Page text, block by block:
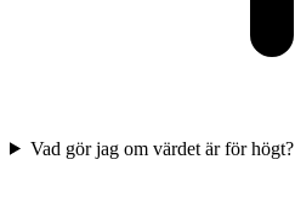
Vad gör jag om värdet är för högt?